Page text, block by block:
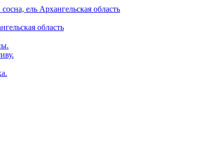
ель Архангельская область
область